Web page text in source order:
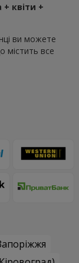
квіти +
ви можете
містить все